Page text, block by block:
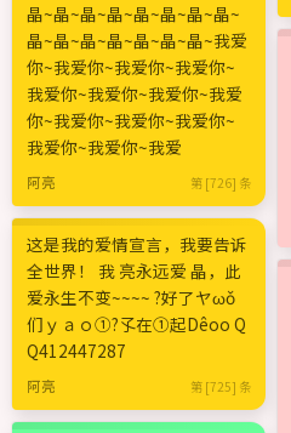
晶~晶~晶~晶~晶~晶~晶~晶~
晶~晶~晶~晶~晶~晶~晶~我爱
你~我爱你~我爱你~我爱你~
我爱你~我爱你~我爱你~我爱
你~我爱你~我爱你~我爱你~
我爱你~我爱你~我爱
阿亮 第 [726] 条
这是我的爱情宣言，我要告诉
全世界！ 我 亮永远爱 晶，此
爱永生不变~~~~ ?好了ヤωǒ
们ｙａｏ①?孓在①起Dêoо Q
Q412447287
阿亮 第 [725] 条